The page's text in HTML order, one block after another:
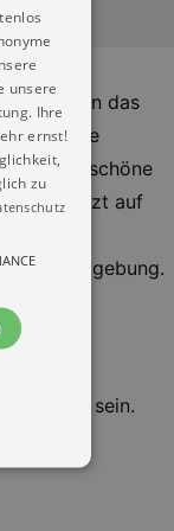
mit
Dank an das
Energie
wunderschöne
jetzt auf
Umgebung.
gefasst sein.
unsere
Ihre
ernst!
zu